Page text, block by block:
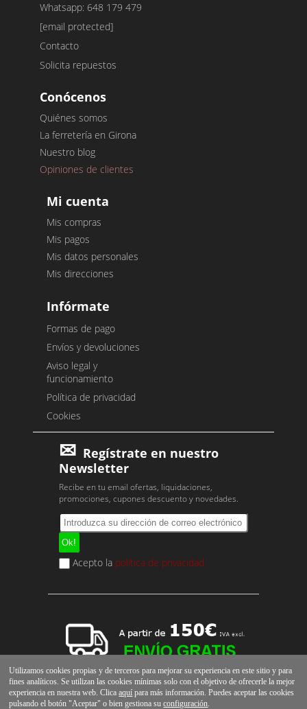
Whatsapp: 648 179 479
[email protected]
Contacto
Solicita repuestos
Conócenos
Quiénes somos
La ferretería en Girona
Nuestro blog
Opiniones de clientes
Mi cuenta
Mis compras
Mis pagos
Mis datos personales
Mis direcciones
Infórmate
Formas de pago
Envíos y devoluciones
Aviso legal y
funcionamiento
Política de privacidad
Cookies
Regístrate en nuestro
Newsletter
Recibe en tu email ofertas, liquidaciones,
promociones, cupones descuento y novedades.
Acepto la política de privacidad
Utilizamos cookies propias y de terceros para mejorar su experiencia en este sitio y para
fines analíticos. Se utilizan las cookies mínimas solo con el objetivo de ofrecerle la mejor
experiencia en nuestra web. Clicaaquí para más información. Puedes aceptar las cookies
pulsando el botón "Aceptar" o bien gestiona suconfiguración.